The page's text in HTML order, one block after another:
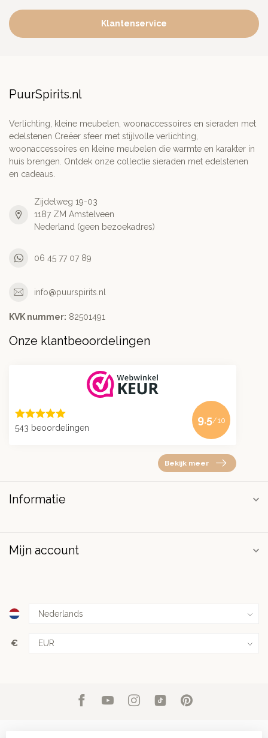
Klantenservice
PuurSpirits.nl
Verlichting, kleine meubelen, woonaccessoires en sieraden met
edelstenen Creëer sfeer met stijlvolle verlichting,
woonaccessoires en kleine meubelen die warmte en karakter in
huis brengen. Ontdek onze collectie sieraden met edelstenen
en cadeaus.
Zijdelweg 19-03
1187 ZM Amstelveen
Nederland (geen bezoekadres)
06 45 77 07 89
info@puurspirits.nl
KVK nummer: 82501491
Onze klantbeoordelingen
543 beoordelingen
9.5/10
Bekijk meer
Informatie
Mijn account
€